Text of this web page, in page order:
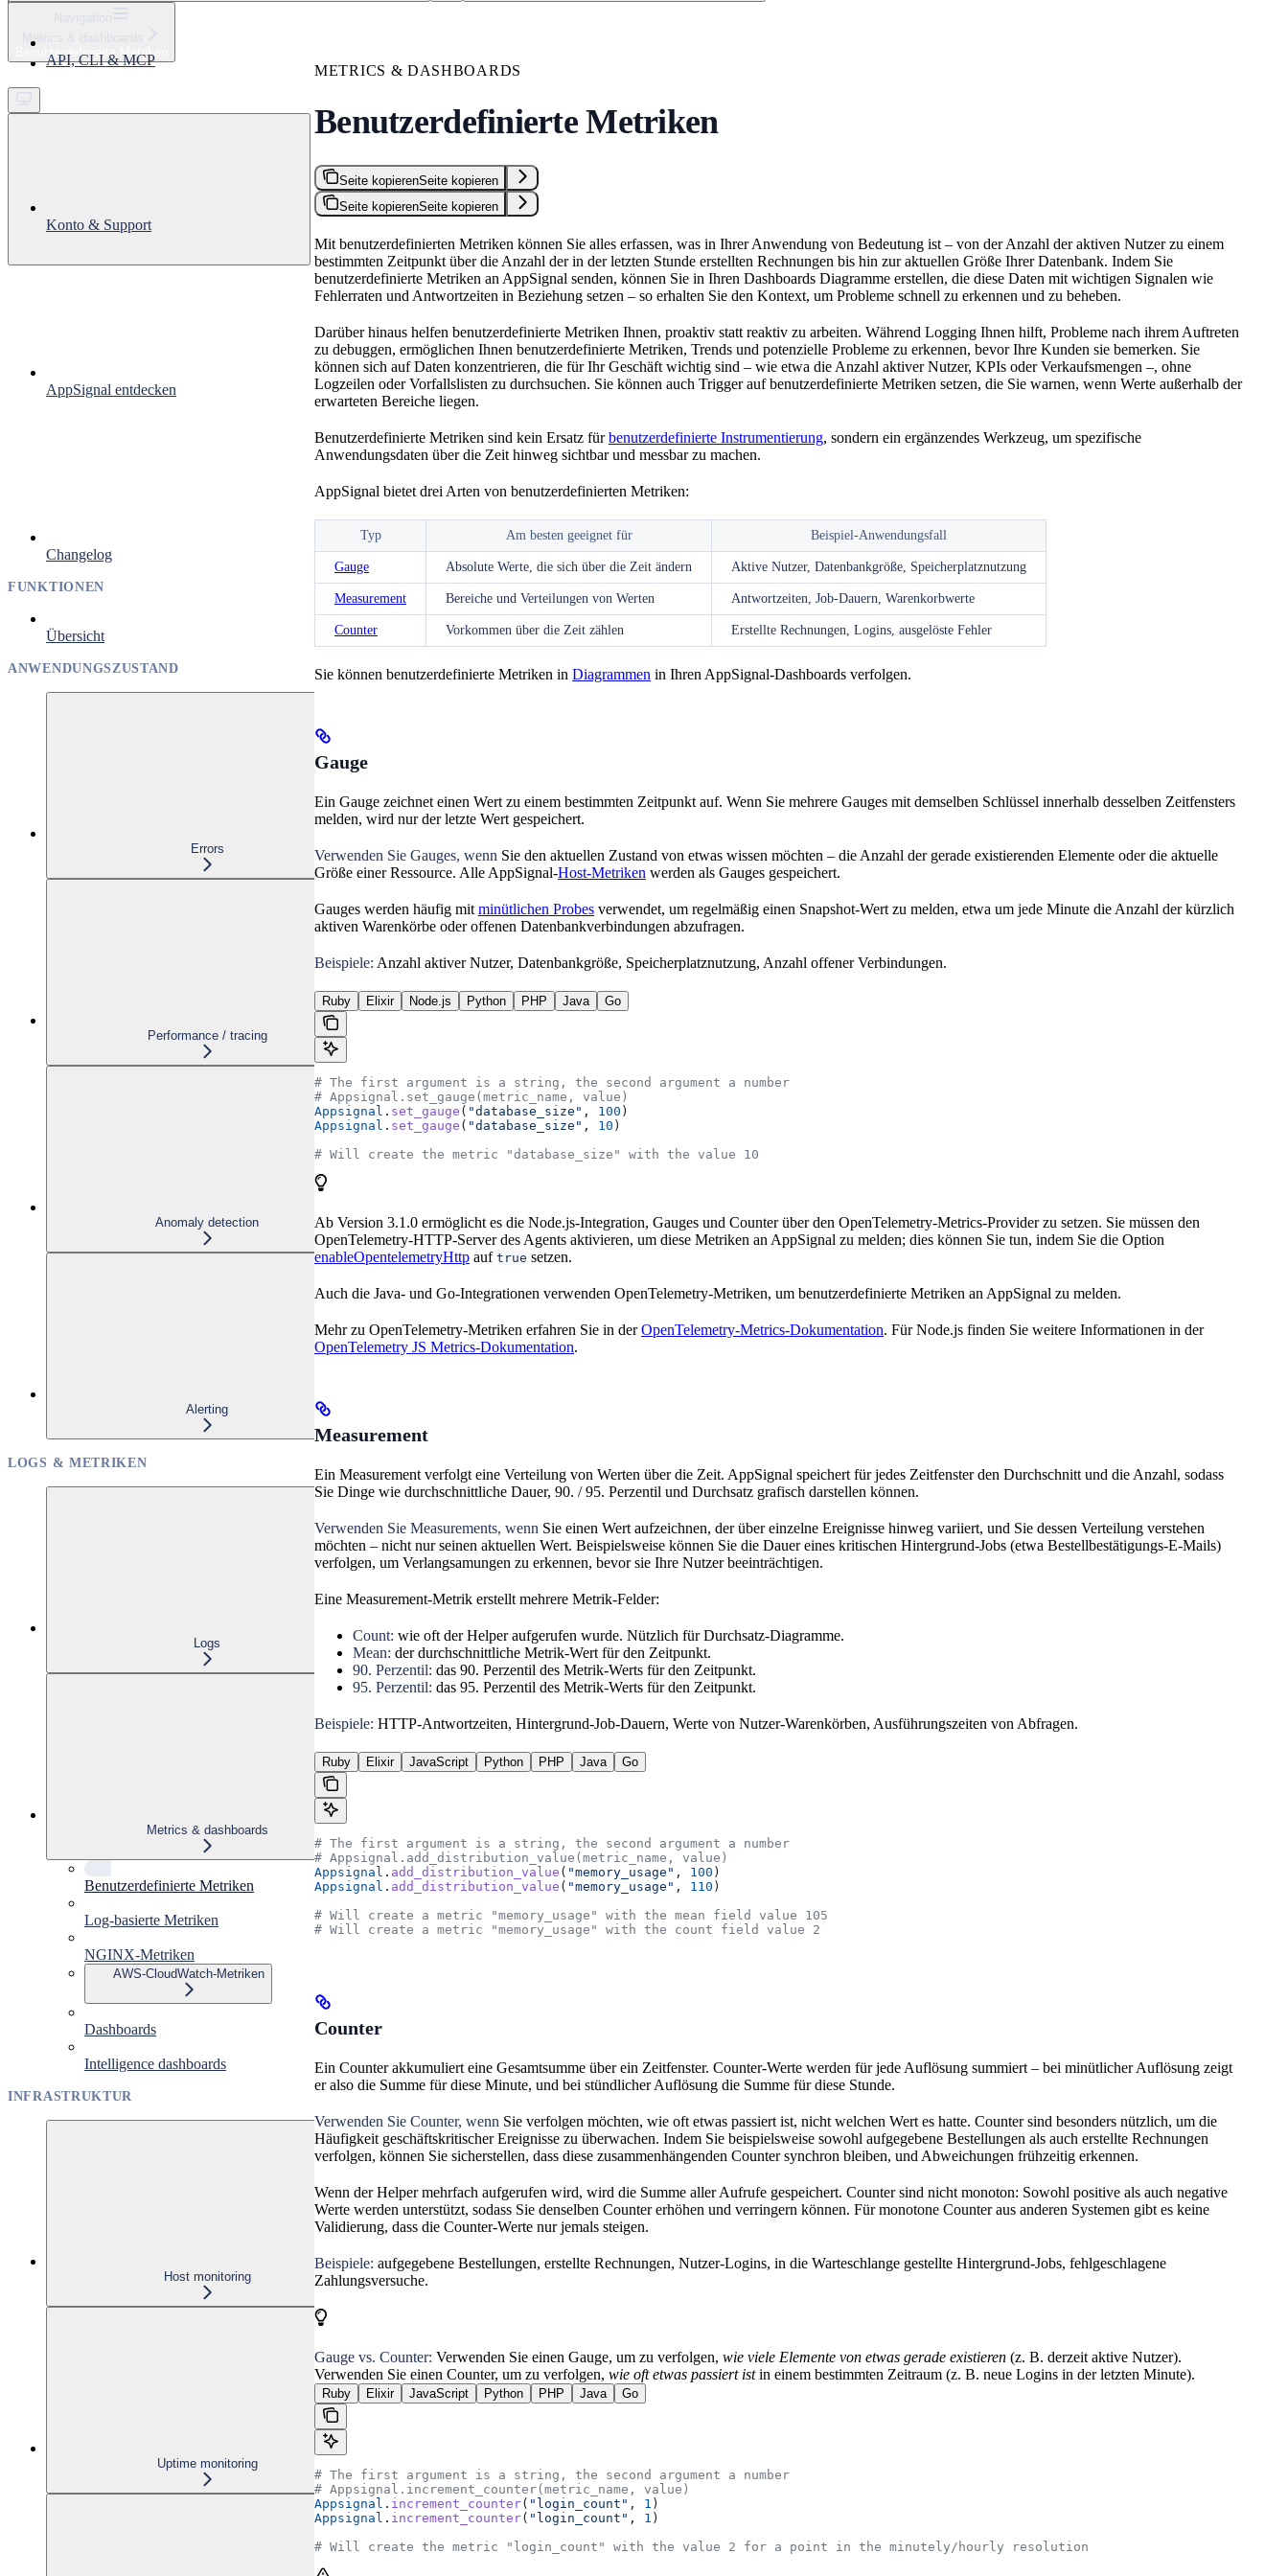
Get started
Metrics & dashboards
Benutzerdefinierte Metriken
API, CLI & MCP
Konto & Support
AppSignal entdecken
Changelog
FUNKTIONEN
Übersicht
ANWENDUNGSZUSTAND
Errors
Performance / tracing
Anomaly detection
Alerting
LOGS & METRIKEN
Logs
Metrics & dashboards
Benutzerdefinierte Metriken
Log-basierte Metriken
NGINX-Metriken
AWS-CloudWatch-Metriken
Dashboards
Intelligence dashboards
INFRASTRUKTUR
Host monitoring
Uptime monitoring
METRICS & DASHBOARDS
Benutzerdefinierte Metriken
Seite kopierenSeite kopieren
Seite kopierenSeite kopieren
Mit benutzerdefinierten Metriken können Sie alles erfassen, was in Ihrer Anwendung von Bedeutung ist – von der Anzahl der aktiven Nutzer zu einem
bestimmten Zeitpunkt über die Anzahl der in der letzten Stunde erstellten Rechnungen bis hin zur aktuellen Größe Ihrer Datenbank. Indem Sie
benutzerdefinierte Metriken an AppSignal senden, können Sie in Ihren Dashboards Diagramme erstellen, die diese Daten mit wichtigen Signalen wie
Fehlerraten und Antwortzeiten in Beziehung setzen – so erhalten Sie den Kontext, um Probleme schnell zu erkennen und zu beheben.
Darüber hinaus helfen benutzerdefinierte Metriken Ihnen, proaktiv statt reaktiv zu arbeiten. Während Logging Ihnen hilft, Probleme nach ihrem Auftreten
zu debuggen, ermöglichen Ihnen benutzerdefinierte Metriken, Trends und potenzielle Probleme zu erkennen, bevor Ihre Kunden sie bemerken. Sie
können sich auf Daten konzentrieren, die für Ihr Geschäft wichtig sind – wie etwa die Anzahl aktiver Nutzer, KPIs oder Verkaufsmengen –, ohne
Logzeilen oder Vorfallslisten zu durchsuchen. Sie können auch Trigger auf benutzerdefinierte Metriken setzen, die Sie warnen, wenn Werte außerhalb der
erwarteten Bereiche liegen.
Benutzerdefinierte Metriken sind kein Ersatz fürbenutzerdefinierte Instrumentierung, sondern ein ergänzendes Werkzeug, um spezifische
Anwendungsdaten über die Zeit hinweg sichtbar und messbar zu machen.
AppSignal bietet drei Arten von benutzerdefinierten Metriken:
Typ Am besten geeignet für Beispiel-Anwendungsfall
Gauge Absolute Werte, die sich über die Zeit ändern Aktive Nutzer, Datenbankgröße, Speicherplatznutzung
Measurement Bereiche und Verteilungen von Werten Antwortzeiten, Job-Dauern, Warenkorbwerte
Counter Vorkommen über die Zeit zählen Erstellte Rechnungen, Logins, ausgelöste Fehler
Sie können benutzerdefinierte Metriken in Diagrammen in Ihren AppSignal-Dashboards verfolgen.
Gauge
Ein Gauge zeichnet einen Wert zu einem bestimmten Zeitpunkt auf. Wenn Sie mehrere Gauges mit demselben Schlüssel innerhalb desselben Zeitfensters
melden, wird nur der letzte Wert gespeichert.
Verwenden Sie Gauges, wenn Sie den aktuellen Zustand von etwas wissen möchten – die Anzahl der gerade existierenden Elemente oder die aktuelle
Größe einer Ressource. Alle AppSignal-Host-Metriken werden als Gauges gespeichert.
Gauges werden häufig mit minütlichen Probes verwendet, um regelmäßig einen Snapshot-Wert zu melden, etwa um jede Minute die Anzahl der kürzlich
aktiven Warenkörbe oder offenen Datenbankverbindungen abzufragen.
Beispiele: Anzahl aktiver Nutzer, Datenbankgröße, Speicherplatznutzung, Anzahl offener Verbindungen.
Ruby Elixir Node.js Python PHP Java Go
# The first argument is a string, the second argument a number
# Appsignal.set_gauge(metric_name, value)
Appsignal . set_gauge ( "database_size" , 100 )
Appsignal . set_gauge ( "database_size" , 10 )
# Will create the metric "database_size" with the value 10
Ab Version 3.1.0 ermöglicht es die Node.js-Integration, Gauges und Counter über den OpenTelemetry-Metrics-Provider zu setzen. Sie müssen den
OpenTelemetry-HTTP-Server des Agents aktivieren, um diese Metriken an AppSignal zu melden; dies können Sie tun, indem Sie die Option
enableOpentelemetryHttp auf true setzen.
Auch die Java- und Go-Integrationen verwenden OpenTelemetry-Metriken, um benutzerdefinierte Metriken an AppSignal zu melden.
Mehr zu OpenTelemetry-Metriken erfahren Sie in derOpenTelemetry-Metrics-Dokumentation. Für Node.js finden Sie weitere Informationen in der
OpenTelemetry JS Metrics-Dokumentation.
Measurement
Ein Measurement verfolgt eine Verteilung von Werten über die Zeit. AppSignal speichert für jedes Zeitfenster den Durchschnitt und die Anzahl, sodass
Sie Dinge wie durchschnittliche Dauer, 90. / 95. Perzentil und Durchsatz grafisch darstellen können.
Verwenden Sie Measurements, wenn Sie einen Wert aufzeichnen, der über einzelne Ereignisse hinweg variiert, und Sie dessen Verteilung verstehen
möchten – nicht nur seinen aktuellen Wert. Beispielsweise können Sie die Dauer eines kritischen Hintergrund-Jobs (etwa Bestellbestätigungs-E-Mails)
verfolgen, um Verlangsamungen zu erkennen, bevor sie Ihre Nutzer beeinträchtigen.
Eine Measurement-Metrik erstellt mehrere Metrik-Felder:
Count: wie oft der Helper aufgerufen wurde. Nützlich für Durchsatz-Diagramme.
Mean: der durchschnittliche Metrik-Wert für den Zeitpunkt.
90. Perzentil: das 90. Perzentil des Metrik-Werts für den Zeitpunkt.
95. Perzentil: das 95. Perzentil des Metrik-Werts für den Zeitpunkt.
Beispiele: HTTP-Antwortzeiten, Hintergrund-Job-Dauern, Werte von Nutzer-Warenkörben, Ausführungszeiten von Abfragen.
Ruby Elixir JavaScript Python PHP Java Go
# The first argument is a string, the second argument a number
# Appsignal.add_distribution_value(metric_name, value)
Appsignal . add_distribution_value ( "memory_usage" , 100 )
Appsignal . add_distribution_value ( "memory_usage" , 110 )
# Will create a metric "memory_usage" with the mean field value 105
# Will create a metric "memory_usage" with the count field value 2
Counter
Ein Counter akkumuliert eine Gesamtsumme über ein Zeitfenster. Counter-Werte werden für jede Auflösung summiert – bei minütlicher Auflösung zeigt
er also die Summe für diese Minute, und bei stündlicher Auflösung die Summe für diese Stunde.
Verwenden Sie Counter, wenn Sie verfolgen möchten, wie oft etwas passiert ist, nicht welchen Wert es hatte. Counter sind besonders nützlich, um die
Häufigkeit geschäftskritischer Ereignisse zu überwachen. Indem Sie beispielsweise sowohl aufgegebene Bestellungen als auch erstellte Rechnungen
verfolgen, können Sie sicherstellen, dass diese zusammenhängenden Counter synchron bleiben, und Abweichungen frühzeitig erkennen.
Wenn der Helper mehrfach aufgerufen wird, wird die Summe aller Aufrufe gespeichert. Counter sind nicht monoton: Sowohl positive als auch negative
Werte werden unterstützt, sodass Sie denselben Counter erhöhen und verringern können. Für monotone Counter aus anderen Systemen gibt es keine
Validierung, dass die Counter-Werte nur jemals steigen.
Beispiele: aufgegebene Bestellungen, erstellte Rechnungen, Nutzer-Logins, in die Warteschlange gestellte Hintergrund-Jobs, fehlgeschlagene
Zahlungsversuche.
Gauge vs. Counter: Verwenden Sie einen Gauge, um zu verfolgen, wie viele Elemente von etwas gerade existieren (z. B. derzeit aktive Nutzer).
Verwenden Sie einen Counter, um zu verfolgen, wie oft etwas passiert istin einem bestimmten Zeitraum (z. B. neue Logins in der letzten Minute).
Ruby Elixir JavaScript Python PHP Java Go
# The first argument is a string, the second argument a number
# Appsignal.increment_counter(metric_name, value)
Appsignal . increment_counter( "login_count" , 1 )
Appsignal . increment_counter( "login_count" , 1 )
# Will create the metric "login_count" with the value 2 for a point in the minutely/hourly resolution